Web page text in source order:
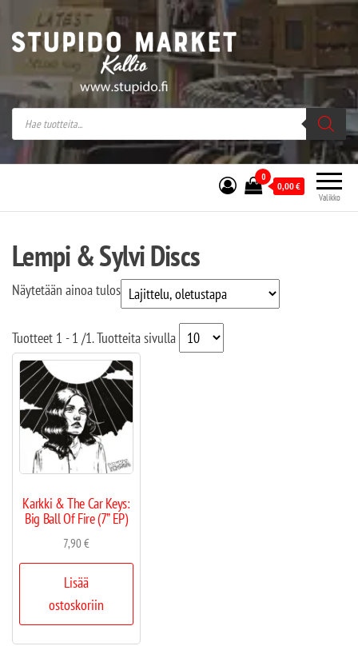
Stupido Market – verkossa ja kivijalassa
Stupido Market on vaihtoehtomusaan
erikoistunut verkko- sekä
kivijalkakauppa Helsingissä Kallion
sydämessä.
Valikko
0
0,00€
Lempi & Sylvi Discs
Näytetään ainoa tulos
Tuotteet 1 - 1 /1. Tuotteita sivulla
Karkki & The Car Keys:
Big Ball Of Fire (7” EP)
7,90€
Lisää
ostoskoriin